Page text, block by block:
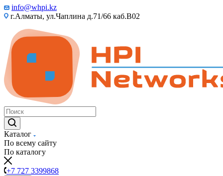
info@whpi.kz
г.Алматы, ул.Чаплина д.71/66 каб.B02
Каталог
По всему сайту
По каталогу
+7 727 3399868